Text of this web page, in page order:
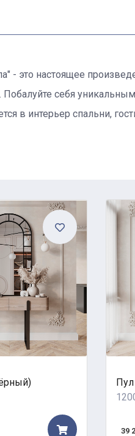
- это настоящее
себя
в интерьер спальни,
39